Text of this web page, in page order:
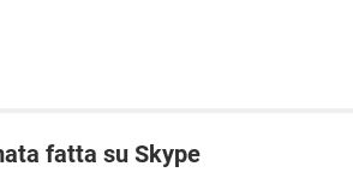
fatta su Skype